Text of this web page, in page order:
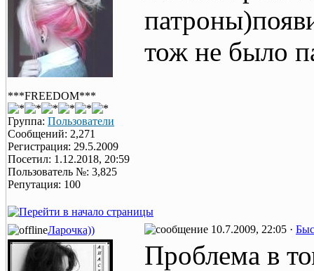
***FREEDOM***
Группа: Пользователи
Сообщений: 2,271
Регистрация: 29.5.2009
Посетил: 1.12.2018, 20:59
Пользователь №: 3,825
Репутация: 100
тож не было
Ларочка)) 10.7.2009, 22:05 ·
Проблема в